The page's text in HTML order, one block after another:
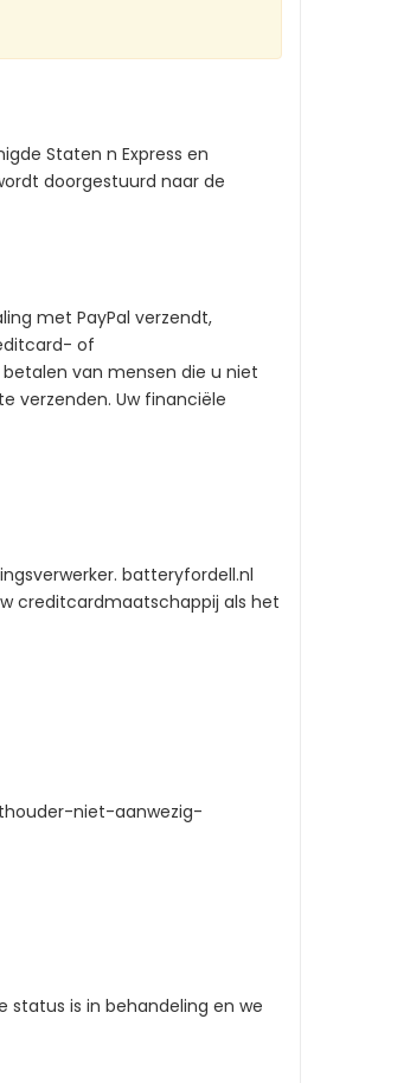
Staten n Express en
doorgestuurd naar de
met PayPal verzendt,
of
van mensen die u niet
verzenden. Uw financiële
batteryfordell.nl
creditcardmaatschappij als het
niet-aanwezig-
status is in behandeling en we